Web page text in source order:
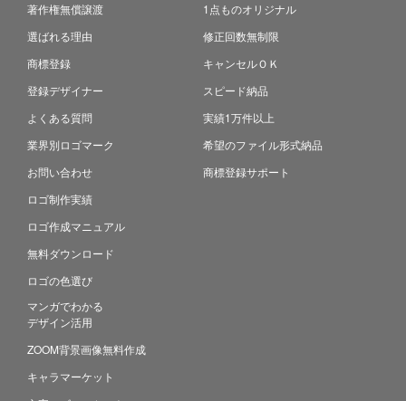
著作権無償譲渡
選ばれる理由
商標登録
登録デザイナー
よくある質問
業界別ロゴマーク
お問い合わせ
ロゴ制作実績
ロゴ作成マニュアル
無料ダウンロード
ロゴの色選び
マンガでわかる
デザイン活用
ZOOM背景画像無料作成
キャラマーケット
1点ものオリジナル
修正回数無制限
キャンセルＯＫ
スピード納品
実績1万件以上
希望のファイル形式納品
商標登録サポート